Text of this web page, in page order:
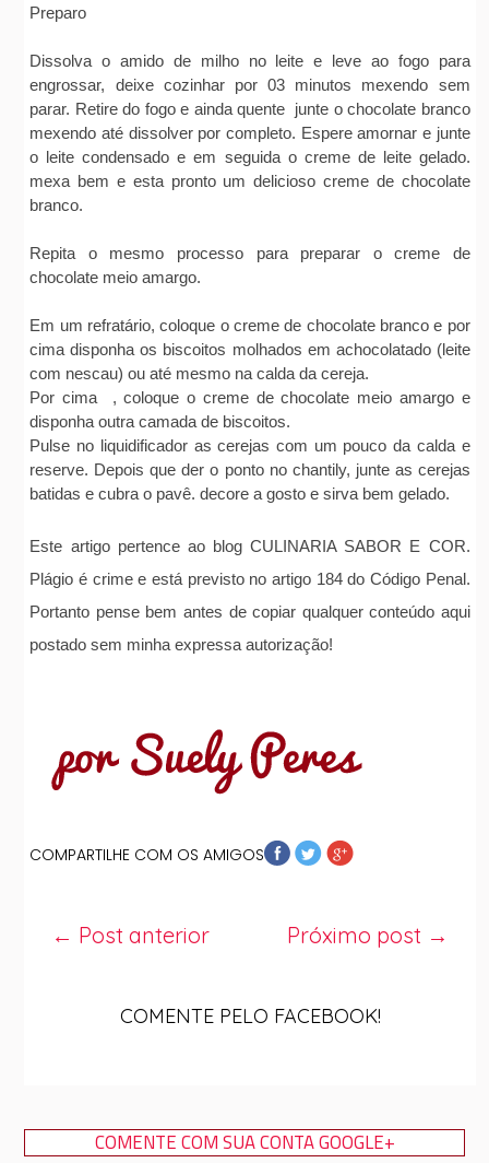
Preparo
Dissolva o amido de milho no leite e leve ao fogo para
engrossar, deixe cozinhar por 03 minutos mexendo sem
parar. Retire do fogo e ainda quente junte o chocolate branco
mexendo até dissolver por completo. Espere amornar e junte
o leite condensado e em seguida o creme de leite gelado.
mexa bem e esta pronto um delicioso creme de chocolate
branco.
Repita o mesmo processo para preparar o creme de
chocolate meio amargo.
Em um refratário, coloque o creme de chocolate branco e por
cima disponha os biscoitos molhados em achocolatado (leite
com nescau) ou até mesmo na calda da cereja.
Por cima , coloque o creme de chocolate meio amargo e
disponha outra camada de biscoitos.
Pulse no liquidificador as cerejas com um pouco da calda e
reserve. Depois que der o ponto no chantily, junte as cerejas
batidas e cubra o pavê. decore a gosto e sirva bem gelado.
Este artigo pertence ao blog CULINARIA SABOR E COR.
Plágio é crime e está previsto no artigo 184 do Código Penal.
Portanto pense bem antes de copiar qualquer conteúdo aqui
postado sem minha expressa autorização!
COMPARTILHE COM OS AMIGOS
Próximo post →
← Post anterior
COMENTE PELO FACEBOOK!
COMENTE COM SUA CONTA GOOGLE+